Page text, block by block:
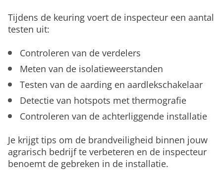
Tijdens de keuring voert de inspecteur een aantal
testen uit:
Controleren van de verdelers
Meten van de isolatieweerstanden
Testen van de aarding en aardlekschakelaar
Detectie van hotspots met thermografie
Controleren van de achterliggende installatie
Je krijgt tips om de brandveiligheid binnen jouw
agrarisch bedrijf te verbeteren en de inspecteur
benoemt de gebreken in de installatie.